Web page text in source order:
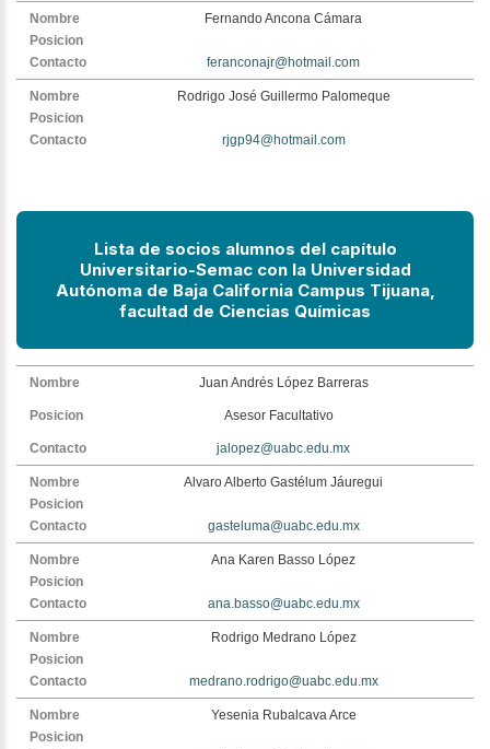
Fernando Ancona Cámara
feranconajr@hotmail.com
Rodrigo José Guillermo Palomeque
rjgp94@hotmail.com
Lista de socios alumnos del capítulo
Universitario-Semac con la Universidad
Autónoma de Baja California Campus Tijuana,
facultad de Ciencias Químicas
Juan Andrés López Barreras
Asesor Facultativo
jalopez@uabc.edu.mx
Alvaro Alberto Gastélum Jáuregui
gasteluma@uabc.edu.mx
Ana Karen Basso López
ana.basso@uabc.edu.mx
Rodrigo Medrano López
medrano.rodrigo@uabc.edu.mx
Yesenia Rubalcava Arce